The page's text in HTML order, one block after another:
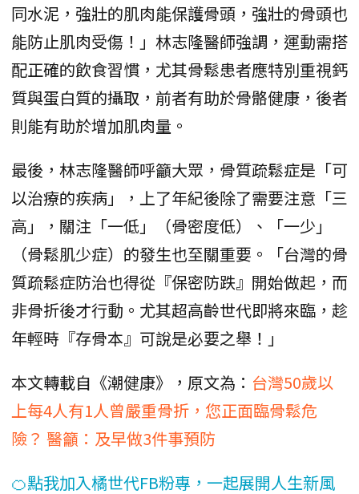
同水泥，強壯的肌肉能保護骨頭，強壯的骨頭也
能防止肌肉受傷！」林志隆醫師強調，運動需搭
配正確的飲食習慣，尤其骨鬆患者應特別重視鈣
質與蛋白質的攝取，前者有助於骨骼健康，後者
則能有助於增加肌肉量。
最後，林志隆醫師呼籲大眾，骨質疏鬆症是「可
以治療的疾病」，上了年紀後除了需要注意「三
高」，關注「一低」（骨密度低）、「一少」
（骨鬆肌少症）的發生也至關重要。「台灣的骨
質疏鬆症防治也得從『保密防跌』開始做起，而
非骨折後才行動。尤其超高齡世代即將來臨，趁
年輕時『存骨本』可說是必要之舉！」
本文轉載自《潮健康》，原文為： 台灣50歲以
上每4人有1人曾嚴重骨折，您正面臨骨鬆危
險？ 醫籲：及早做3件事預防
🍊點我加入橘世代FB粉專，一起展開人生新風